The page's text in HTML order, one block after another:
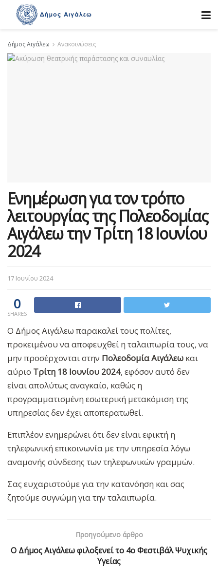
Δήμος Αιγάλεω Ανακοινώσεις
Ενημέρωση για τον τρόπο
λειτουργίας της Πολεοδομίας
Αιγάλεω την Τρίτη 18 Ιουνίου
2024
17 Ιουνίου 2024
0
SHARES
Ο Δήμος Αιγάλεω παρακαλεί τους πολίτες,
προκειμένου να αποφευχθεί η ταλαιπωρία τους, να
μην προσέρχονται στην Πολεοδομία Αιγάλεω και
αύριο Τρίτη 18 Ιουνίου 2024, εφόσον αυτό δεν
είναι απολύτως αναγκαίο, καθώς η
προγραμματισμένη εσωτερική μετακόμιση της
υπηρεσίας δεν έχει αποπερατωθεί.
Επιπλέον ενημερώνει ότι δεν είναι εφικτή η
τηλεφωνική επικοινωνία με την υπηρεσία λόγω
αναμονής σύνδεσης των τηλεφωνικών γραμμών.
Σας ευχαριστούμε για την κατανόηση και σας
ζητούμε συγνώμη για την ταλαιπωρία.
Προηγούμενο άρθρο
Ο Δήμος Αιγάλεω φιλοξενεί το 4ο Φεστιβάλ Ψυχικής
Υγείας